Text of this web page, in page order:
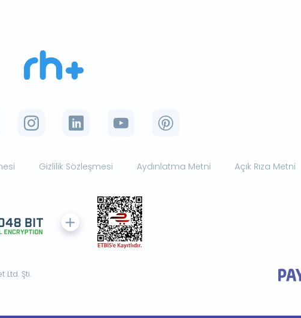
Gizlilik Sözleşmesi Aydınlatma Metni Açık Rıza Metni
Ltd. Şti.